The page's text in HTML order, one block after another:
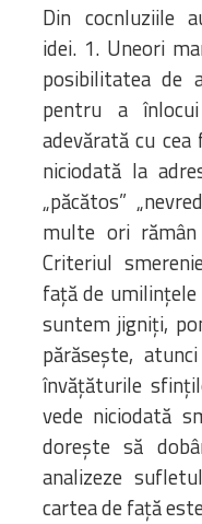
Din cocnluziile
idei. 1. Uneori
posibilitatea de
pentru a
adevărată cu
niciodată la
„păcătos”
multe ori
Criteriul
față de umilințele
suntem jigniți,
părăsește,
învățăturile
vede niciodată
dorește să
analizeze
cartea de față